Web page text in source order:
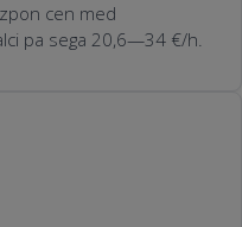
cen med
pa sega 20,6—34 €/h.